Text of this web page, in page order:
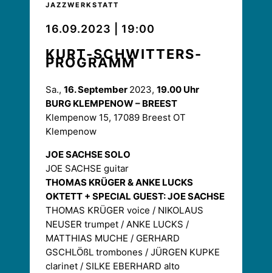
JAZZWERKSTATT
16.09.2023 | 19:00
KURT-SCHWITTERS-
PROGRAMM
Sa., 16. September 2023, 19.00 Uhr
BURG KLEMPENOW – BREEST
Klempenow 15, 17089 Breest OT
Klempenow
JOE SACHSE SOLO
JOE SACHSE guitar
THOMAS KRÜGER & ANKE LUCKS
OKTETT + SPECIAL GUEST: JOE SACHSE
THOMAS KRÜGER voice / NIKOLAUS
NEUSER trumpet / ANKE LUCKS /
MATTHIAS MUCHE / GERHARD
GSCHLÖßL trombones / JÜRGEN KUPKE
clarinet / SILKE EBERHARD alto